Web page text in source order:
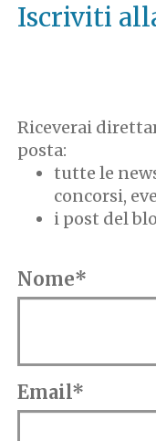
Iscriviti
Riceverai
posta:
tutte le
concorsi,
i post del
Nome*
Email*